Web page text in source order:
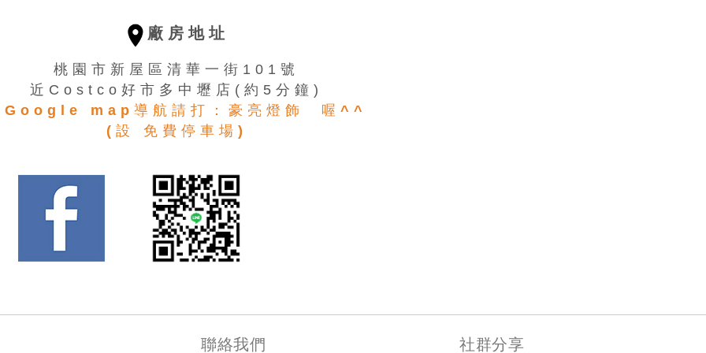
廠房地址
桃園市新屋區清華一街101號
近Costco好市多中壢店(約5分鐘)
Google map導航請打：豪亮燈飾 喔^^
(設 免費停車場)
聯絡我們 社群分享